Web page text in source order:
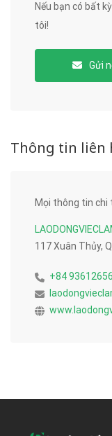
Nếu bạn có bất
tôi!
Gửi
Thông tin liên
Mọi thông tin chi
117 Xuân Thủy,
+84